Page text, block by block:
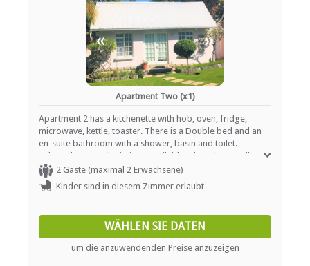
« »
Apartment Two (x1)
Apartment 2 has a kitchenette with hob, oven, fridge,
microwave, kettle, toaster. There is a Double bed and an
en-suite bathroom with a shower, basin and toilet.
Selected DStv and Wi-Fi are available. There is a small
private patio with is adjacent to the pool.
2 Gäste (maximal 2 Erwachsene)
Kinder sind in diesem Zimmer erlaubt
WÄHLEN SIE DATEN
um die anzuwendenden Preise anzuzeigen